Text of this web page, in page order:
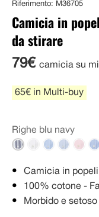
Riferimento: M36705
Camicia in
da stirare
79€ camicia su
65€ in Multi-buy
Righe blu navy
Camicia in
100% cotone -
Morbido e setoso